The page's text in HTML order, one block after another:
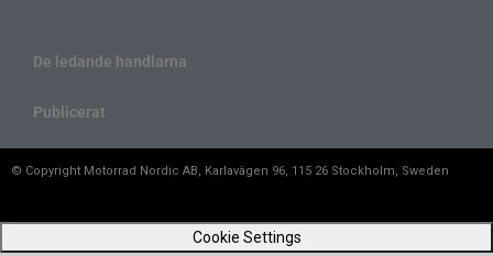
De ledande handlarna
Publicerat
© Copyright Motorrad Nordic AB, Karlavägen 96, 115 26 Stockholm, Sweden
Cookie Settings